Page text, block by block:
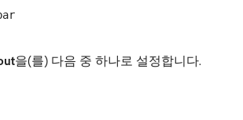
​을(를) 다음 중 하나로 설정합니다.